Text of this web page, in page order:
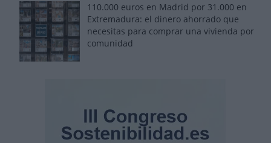
110.000 euros en Madrid por 31.000 en
Extremadura: el dinero ahorrado que
necesitas para comprar una vivienda por
comunidad